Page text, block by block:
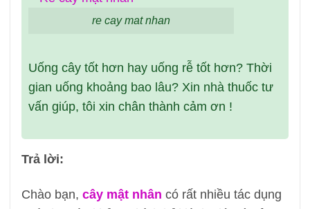
re cay mat nhan
Uống cây tốt hơn hay uống rễ tốt hơn? Thời
gian uống khoảng bao lâu? Xin nhà thuốc tư
vấn giúp, tôi xin chân thành cảm ơn !
Trả lời:
Chào bạn, cây mật nhân có rất nhiều tác dụng